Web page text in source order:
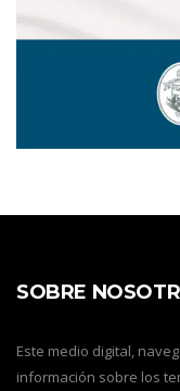
SOBRE
Este medio digital,
información sobre los